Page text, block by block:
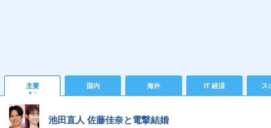
主要 国内 海外 IT 経済 ス
池田直人 佐藤佳奈と電撃結婚